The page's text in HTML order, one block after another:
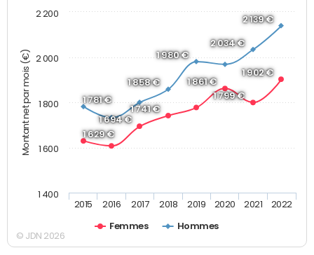
Montant net par mois (€) 1 629 €
1 694 €
1 741 €
1 861 €
1 799 €
1 902 €
1 781 €
1 858 €
1 980 €
2 034 €
2 139 €
Femmes Hommes
2015 2016 2017 2018 2019 2020 2021 2022
1 400
1 600
1 800
2 000
2 200
© JDN 2026